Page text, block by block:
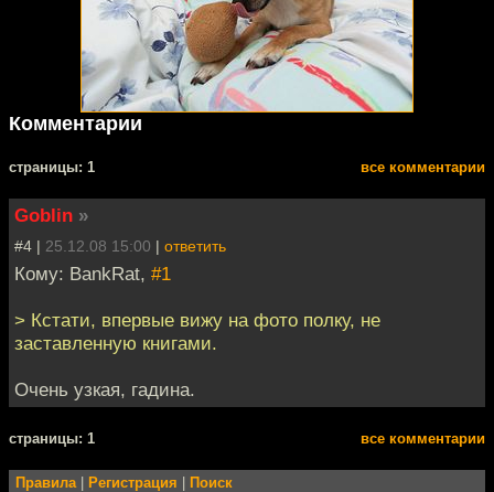
Комментарии
cтраницы: 1 все комментарии
Goblin »
#4 | 25.12.08 15:00 | ответить
Кому: BankRat, #1
> Кстати, впервые вижу на фото полку, не
заставленную книгами.
Очень узкая, гадина.
cтраницы: 1 все комментарии
Правила Регистрация Поиск